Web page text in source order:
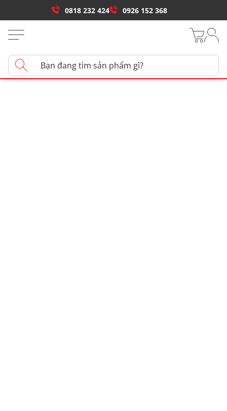
0818 232 424 0926 152 368